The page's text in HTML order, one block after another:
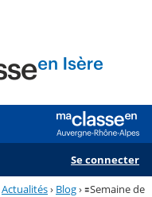
Se connecter
Actualités› Blog›🟰Semaine de